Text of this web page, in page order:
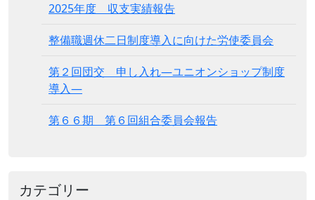
2025年度 収支実績報告
整備職週休二日制度導入に向けた労使委員会
第２回団交 申し入れ―ユニオンショップ制度
導入―
第６６期 第６回組合委員会報告
カテゴリー